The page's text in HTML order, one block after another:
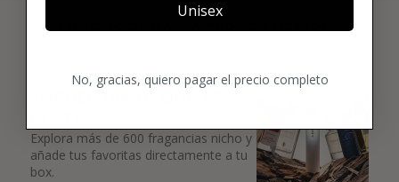
3 PASOS PARA HACERTE MIEMBRO
01
Explora más de 600 fragancias nicho y
añade tus favoritas directamente a tu
box.
Unisex
No, gracias, quiero pagar el precio completo